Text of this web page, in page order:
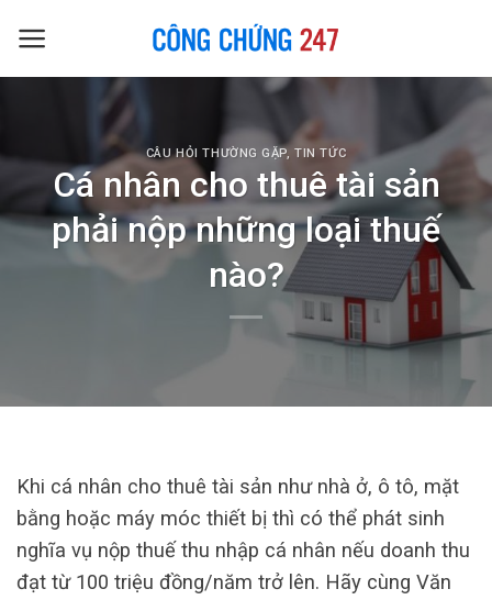
CÂU HỎI THƯỜNG GẶP,TIN TỨC
Cá nhân cho thuê tài sản
phải nộp những loại thuế
nào?
Khi cá nhân cho thuê tài sản như nhà ở, ô tô, mặt
bằng hoặc máy móc thiết bị thì có thể phát sinh
nghĩa vụ nộp thuế thu nhập cá nhân nếu doanh thu
đạt từ 100 triệu đồng/năm trở lên. Hãy cùng Văn